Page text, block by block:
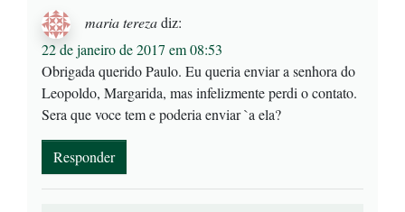
maria terezadiz:
22 de janeiro de 2017 em 08:53
Obrigada querido Paulo. Eu queria enviar a senhora do
Leopoldo, Margarida, mas infelizmente perdi o contato.
Sera que voce tem e poderia enviar `a ela?
Responder